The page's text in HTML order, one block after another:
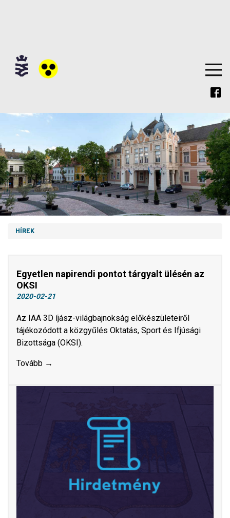
HÍREK
Egyetlen napirendi pontot tárgyalt ülésén az
OKSI
2020-02-21
Az IAA 3D íjász-világbajnokság előkészületeiről
tájékozódott a közgyűlés Oktatás, Sport és Ifjúsági
Bizottsága (OKSI).
Tovább →